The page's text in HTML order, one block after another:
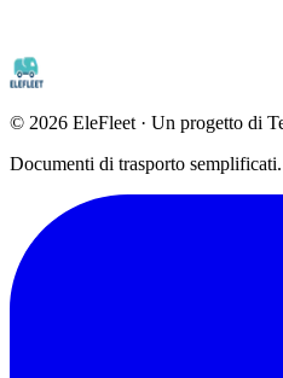
© 2026 EleFleet · Un progetto di
Documenti di trasporto semplificati.